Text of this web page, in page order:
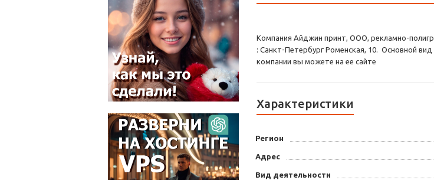
Компания Айджин принт, ООО, рекламно-
: Санкт-Петербург Роменская, 10. Основной
компании вы можете на ее сайте
Характеристики
Регион
Адрес
Вид деятельности